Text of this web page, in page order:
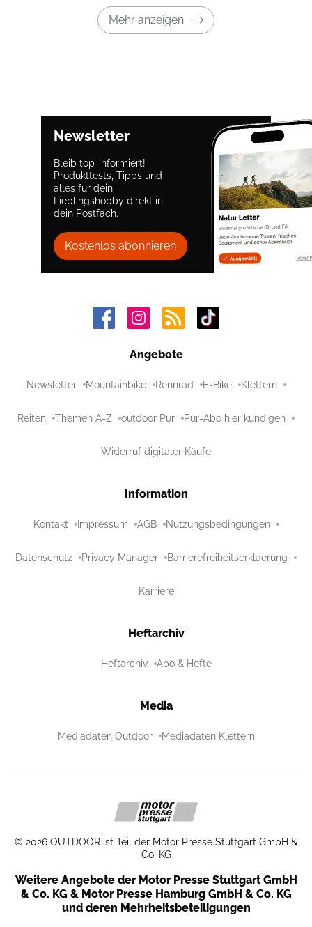
Mehr anzeigen
Newsletter
Bleib top-informiert!
Produkttests, Tipps und
alles für dein
Lieblingshobby direkt in
dein Postfach.
Kostenlos abonnieren
Angebote
Newsletter Mountainbike Rennrad E-Bike Klettern
Reiten Themen A-Z outdoor Pur Pur-Abo hier kündigen
Widerruf digitaler Käufe
Information
Kontakt Impressum AGB Nutzungsbedingungen
Datenschutz Privacy Manager Barrierefreiheitserklaerung
Karriere
Heftarchiv
Heftarchiv Abo & Hefte
Media
Mediadaten Outdoor Mediadaten Klettern
© 2026 OUTDOOR ist Teil der Motor Presse Stuttgart GmbH &
Co. KG
Weitere Angebote der Motor Presse Stuttgart GmbH
& Co. KG & Motor Presse Hamburg GmbH & Co. KG
und deren Mehrheitsbeteiligungen